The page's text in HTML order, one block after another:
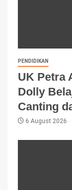
PENDIDIKAN
UK Petra
Dolly
Canting
6 August 2026